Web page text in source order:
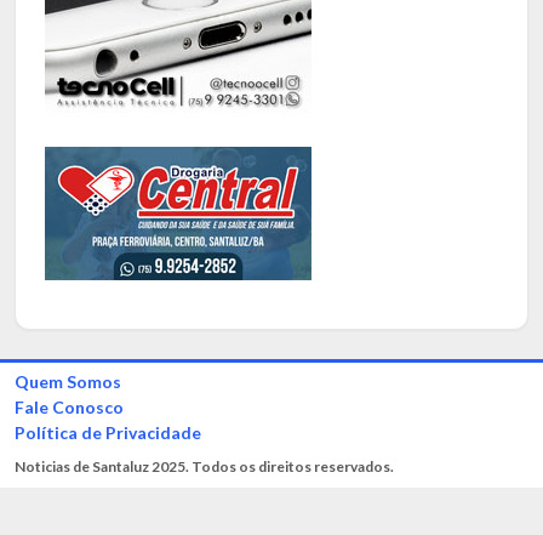
Quem Somos
Fale Conosco
Política de Privacidade
Noticias de Santaluz 2025. Todos os direitos reservados.